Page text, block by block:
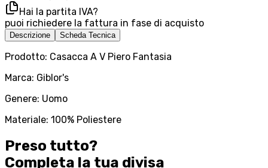
Hai la partita IVA?
puoi richiedere la fattura in fase di acquisto
Descrizione Scheda Tecnica
Prodotto: Casacca A V Piero Fantasia
Marca: Giblor's
Genere: Uomo
Materiale: 100% Poliestere
Preso tutto?
Completa la tua divisa